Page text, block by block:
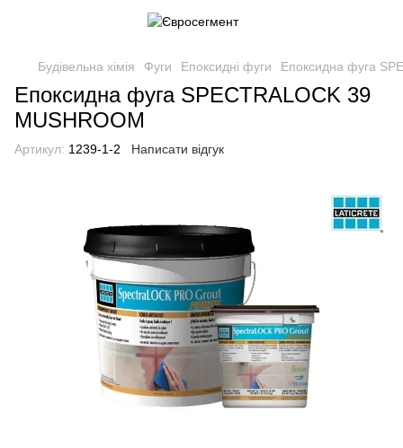
Будівельна хімія Фуги Епоксидні фуги Епоксидна фуга
Епоксидна фуга SPECTRALOCK 39
MUSHROOM
Артикул: 1239-1-2 Написати відгук